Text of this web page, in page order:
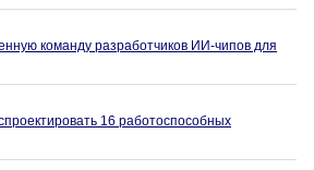
команду разработчиков ИИ-чипов для
16 работоспособных